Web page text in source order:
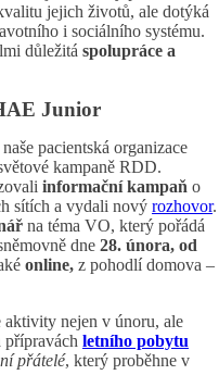
jejich životů, ale dotýká
i sociálního systému.
důležitá spolupráce a
Junior
pacientská organizace
kampaně RDD.
informační kampaň o
sítích a vydali nový rozhovor.
na téma VO, který pořádá
dne 28. února, od
online, z pohodlí domova –
aktivity nejen v únoru, ale
přípravách letního pobytu
přátelé, který proběhne v